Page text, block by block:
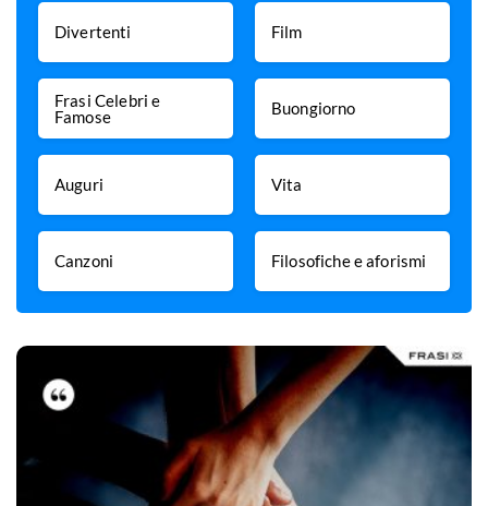
Divertenti Film
Frasi Celebri e
Famose
Buongiorno
Auguri Vita
Canzoni Filosofiche e aforismi